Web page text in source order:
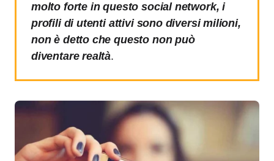
molto forte in questo social network, i
profili di utenti attivi sono diversi milioni,
non è detto che questo non può
diventare realtà.